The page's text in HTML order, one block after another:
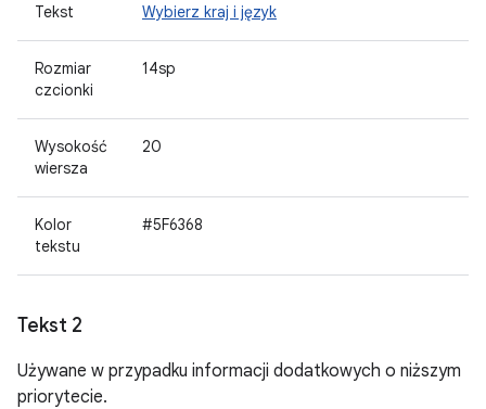
Tekst Wybierz kraj i język
Rozmiar
czcionki
14sp
Wysokość
wiersza
20
Kolor
tekstu
#5F6368
Tekst 2
Używane w przypadku informacji dodatkowych o niższym
priorytecie.